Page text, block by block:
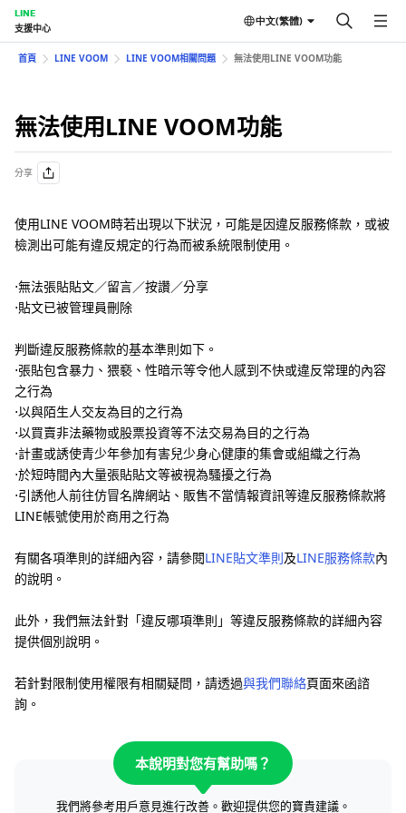
LINE
支援中心
中文(繁體)
首頁 LINE VOOM LINE VOOM相關問題 無法使用LINE VOOM功能
無法使用LINE VOOM功能
分享
使用LINE VOOM時若出現以下狀況，可能是因違反服務條款，或被
檢測出可能有違反規定的行為而被系統限制使用。
⋅無法張貼貼文／留言／按讚／分享
⋅貼文已被管理員刪除
判斷違反服務條款的基本準則如下。
⋅張貼包含暴力、猥褻、性暗示等令他人感到不快或違反常理的內容
之行為
⋅以與陌生人交友為目的之行為
⋅以買賣非法藥物或股票投資等不法交易為目的之行為
⋅計畫或誘使青少年參加有害兒少身心健康的集會或組織之行為
⋅於短時間內大量張貼貼文等被視為騷擾之行為
⋅引誘他人前往仿冒名牌網站、販售不當情報資訊等違反服務條款將
LINE帳號使用於商用之行為
有關各項準則的詳細內容，請參閱LINE貼文準則及LINE服務條款內
的說明。
此外，我們無法針對「違反哪項準則」等違反服務條款的詳細內容
提供個別說明。
若針對限制使用權限有相關疑問，請透過與我們聯絡頁面來函諮
詢。
本說明對您有幫助嗎？
我們將參考用戶意見進行改善。歡迎提供您的寶貴建議。